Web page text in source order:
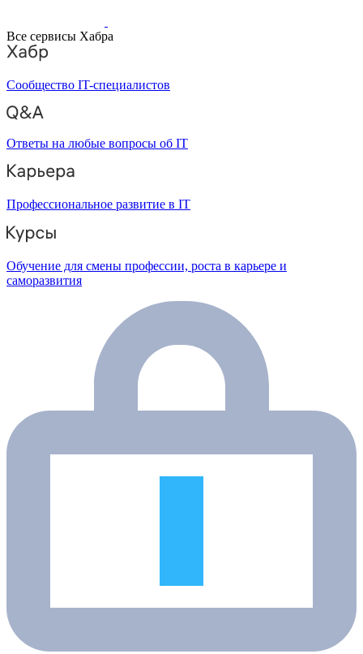
Все сервисы Хабра
Сообщество IT-специалистов
Ответы на любые вопросы об IT
Профессиональное развитие в IT
Обучение для смены профессии, роста в карьере и
саморазвития